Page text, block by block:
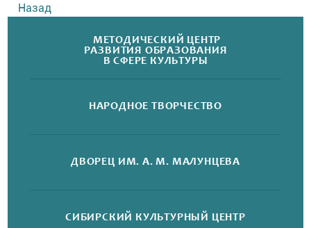
Назад
МЕТОДИЧЕСКИЙ ЦЕНТР
РАЗВИТИЯ ОБРАЗОВАНИЯ
В СФЕРЕ КУЛЬТУРЫ
НАРОДНОЕ ТВОРЧЕСТВО
ДВОРЕЦ ИМ. А. М. МАЛУНЦЕВА
СИБИРСКИЙ КУЛЬТУРНЫЙ ЦЕНТР